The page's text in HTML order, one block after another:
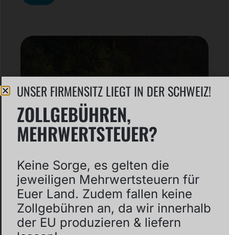
UNSER FIRMENSITZ LIEGT IN DER SCHWEIZ!
ZOLLGEBÜHREN,
MEHRWERTSTEUER?
Keine Sorge, es gelten die
jeweiligen Mehrwertsteuern für
Euer Land. Zudem fallen keine
Zollgebühren an, da wir innerhalb
der EU produzieren & liefern